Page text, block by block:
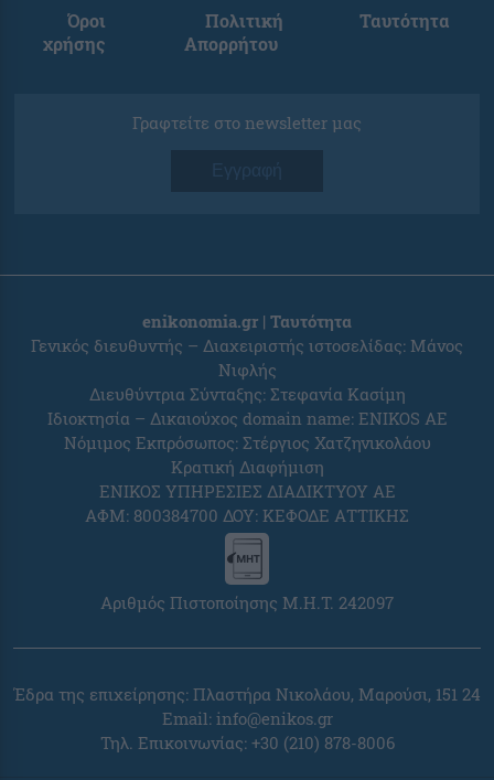
Όροι
χρήσης
Πολιτική
Απορρήτου
Ταυτότητα
Γραφτείτε στο newsletter μας
Εγγραφή
enikonomia.gr | Ταυτότητα
Γενικός διευθυντής – Διαχειριστής ιστοσελίδας: Μάνος
Νιφλής
Διευθύντρια Σύνταξης: Στεφανία Κασίμη
Ιδιοκτησία – Δικαιούχος domain name: ENIKOS AE
Νόμιμος Εκπρόσωπος: Στέργιος Χατζηνικολάου
Κρατική Διαφήμιση
ΕΝΙΚΟΣ ΥΠΗΡΕΣΙΕΣ ΔΙΑΔΙΚΤΥΟΥ ΑΕ
ΑΦΜ: 800384700 ΔΟΥ: ΚΕΦΟΔΕ ΑΤΤΙΚΗΣ
Αριθμός Πιστοποίησης Μ.Η.Τ. 242097
Έδρα της επιχείρησης: Πλαστήρα Νικολάου, Μαρούσι, 151 24
Email: info@enikos.gr
Τηλ. Επικοινωνίας: +30 (210) 878-8006